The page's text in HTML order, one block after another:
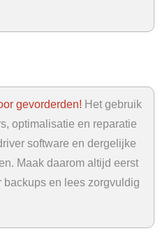
gevorderden! Het gebruik
optimalisatie en reparatie
software en dergelijke
Maak daarom altijd eerst
en lees zorgvuldig